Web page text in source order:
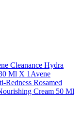
shkëlqim dhe
Cleanance Hydra
Ml X 1 Avene
Redness Rosamed
Cream 50 Ml